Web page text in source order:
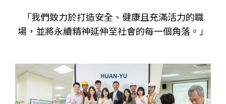
「我們致力於打造安全、健康且充滿活力的職
場，並將永續精神延伸至社會的每一個角落。 」